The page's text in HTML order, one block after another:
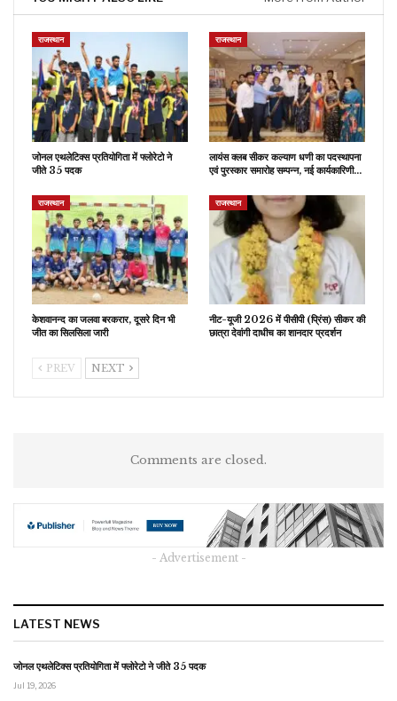
राजस्थान
जोनल एथलेटिक्स प्रतियोगिता में फ्लोरेटो ने
जीते 35 पदक
राजस्थान
लायंस क्लब सीकर कल्याण धणी का पदस्थापना
एवं पुरस्कार समारोह सम्पन्न, नई कार्यकारिणी…
राजस्थान
केशवानन्द का जलवा बरकरार, दूसरे दिन भी
जीत का सिलसिला जारी
राजस्थान
नीट-यूजी 2026 में पीसीपी (प्रिंस) सीकर की
छात्रा देवांगी दाधीच का शानदार प्रदर्शन
PREV NEXT
Comments are closed.
- Advertisement -
LATEST NEWS
जोनल एथलेटिक्स प्रतियोगिता में फ्लोरेटो ने जीते 35 पदक
Jul 19, 2026